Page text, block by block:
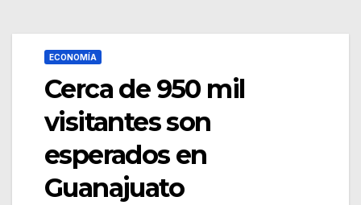
ECONOMÍA
Cerca de 950 mil
visitantes son
esperados en
Guanajuato